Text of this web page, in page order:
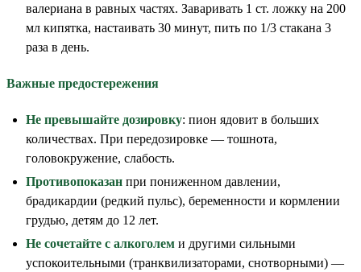
валериана в равных частях. Заваривать 1 ст. ложку на 200
мл кипятка, настаивать 30 минут, пить по 1/3 стакана 3
раза в день.
Важные предостережения
Не превышайте дозировку: пион ядовит в больших
количествах. При передозировке — тошнота,
головокружение, слабость.
Противопоказан при пониженном давлении,
брадикардии (редкий пульс), беременности и кормлении
грудью, детям до 12 лет.
Не сочетайте с алкоголем и другими сильными
успокоительными (транквилизаторами, снотворными) —